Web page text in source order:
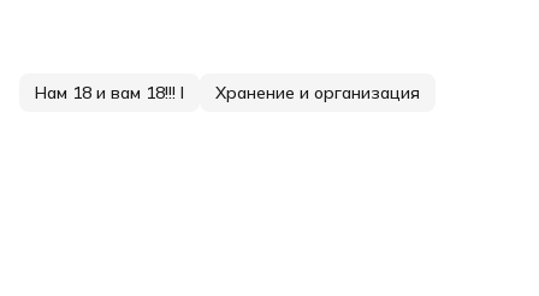
✅Сушка, утильный обжиг, загрузка печи.
✅Декорирование: текстуры, ангобы, глазури,
Нам 18 и вам 18!!! I Хранение и организация